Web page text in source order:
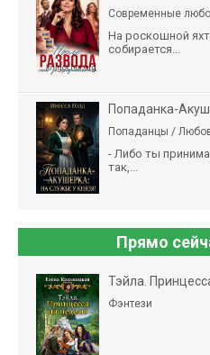
Современные
На роскошной
собирается...
Попаданка-
Попаданцы /
- Либо ты
так,...
Прямо
Тэйла.
Фэнтези